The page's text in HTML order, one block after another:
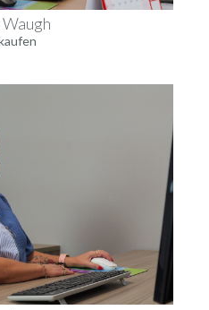
Waugh